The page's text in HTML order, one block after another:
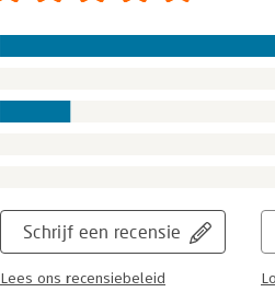
Schrijf een recensie
Lees ons recensiebeleid